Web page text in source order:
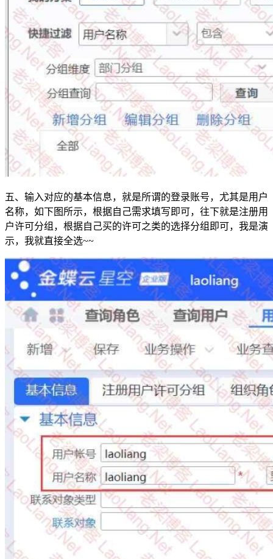
五、输入对应的基本信息，就是所谓的登录账号，尤其是用户
名称，如下图所示，根据自己需求填写即可，往下就是注册用
户许可分组，根据自己买的许可之类的选择分组即可，我是演
示，我就直接全选~~